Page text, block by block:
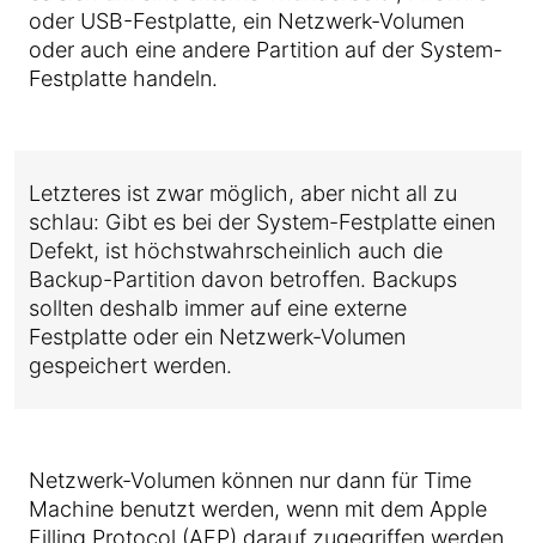
oder USB-Festplatte, ein Netzwerk-Volumen
oder auch eine andere Partition auf der System-
Festplatte handeln.
Letzteres ist zwar möglich, aber nicht all zu
schlau: Gibt es bei der System-Festplatte einen
Defekt, ist höchstwahrscheinlich auch die
Backup-Partition davon betroffen. Backups
sollten deshalb immer auf eine externe
Festplatte oder ein Netzwerk-Volumen
gespeichert werden.
Netzwerk-Volumen können nur dann für Time
Machine benutzt werden, wenn mit dem Apple
Filling Protocol (AFP) darauf zugegriffen werden